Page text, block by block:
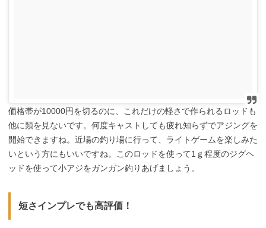
価格帯が10000円を切るのに、これだけの軽さで作られるロッドも
他に類を見ないです。何度キャストしても疲れ知らずでアジングを
開始できますね。近場の釣り場に行って、ライトゲームを楽しみた
いという方にもいいですね。このロッドを使って1ｇ程度のジグヘ
ッドを使って小アジをガンガン釣りあげましょう。
短さインプレでも高評価！